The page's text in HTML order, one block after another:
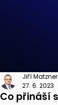
Co přináší
Jiří Matzner
27. 6. 2023